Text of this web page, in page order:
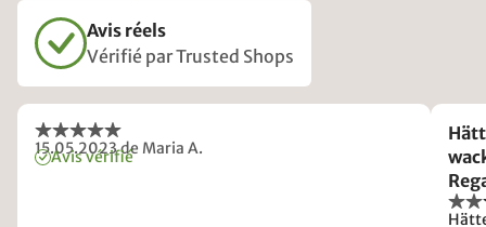
Avis réels
Vérifié par Trusted Shops
15.05.2023de Maria A.
Avis vérifié